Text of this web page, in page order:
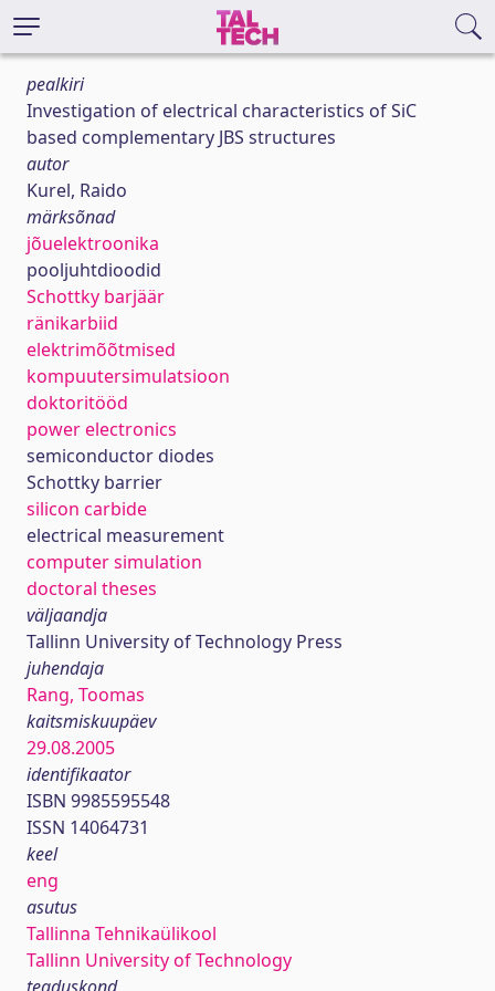
pealkiri
Investigation of electrical characteristics of SiC
based complementary JBS structures
autor
Kurel, Raido
märksõnad
jõuelektroonika
pooljuhtdioodid
Schottky barjäär
ränikarbiid
elektrimõõtmised
kompuutersimulatsioon
doktoritööd
power electronics
semiconductor diodes
Schottky barrier
silicon carbide
electrical measurement
computer simulation
doctoral theses
väljaandja
Tallinn University of Technology Press
juhendaja
Rang, Toomas
kaitsmiskuupäev
29.08.2005
identifikaator
ISBN 9985595548
ISSN 14064731
keel
eng
asutus
Tallinna Tehnikaülikool
Tallinn University of Technology